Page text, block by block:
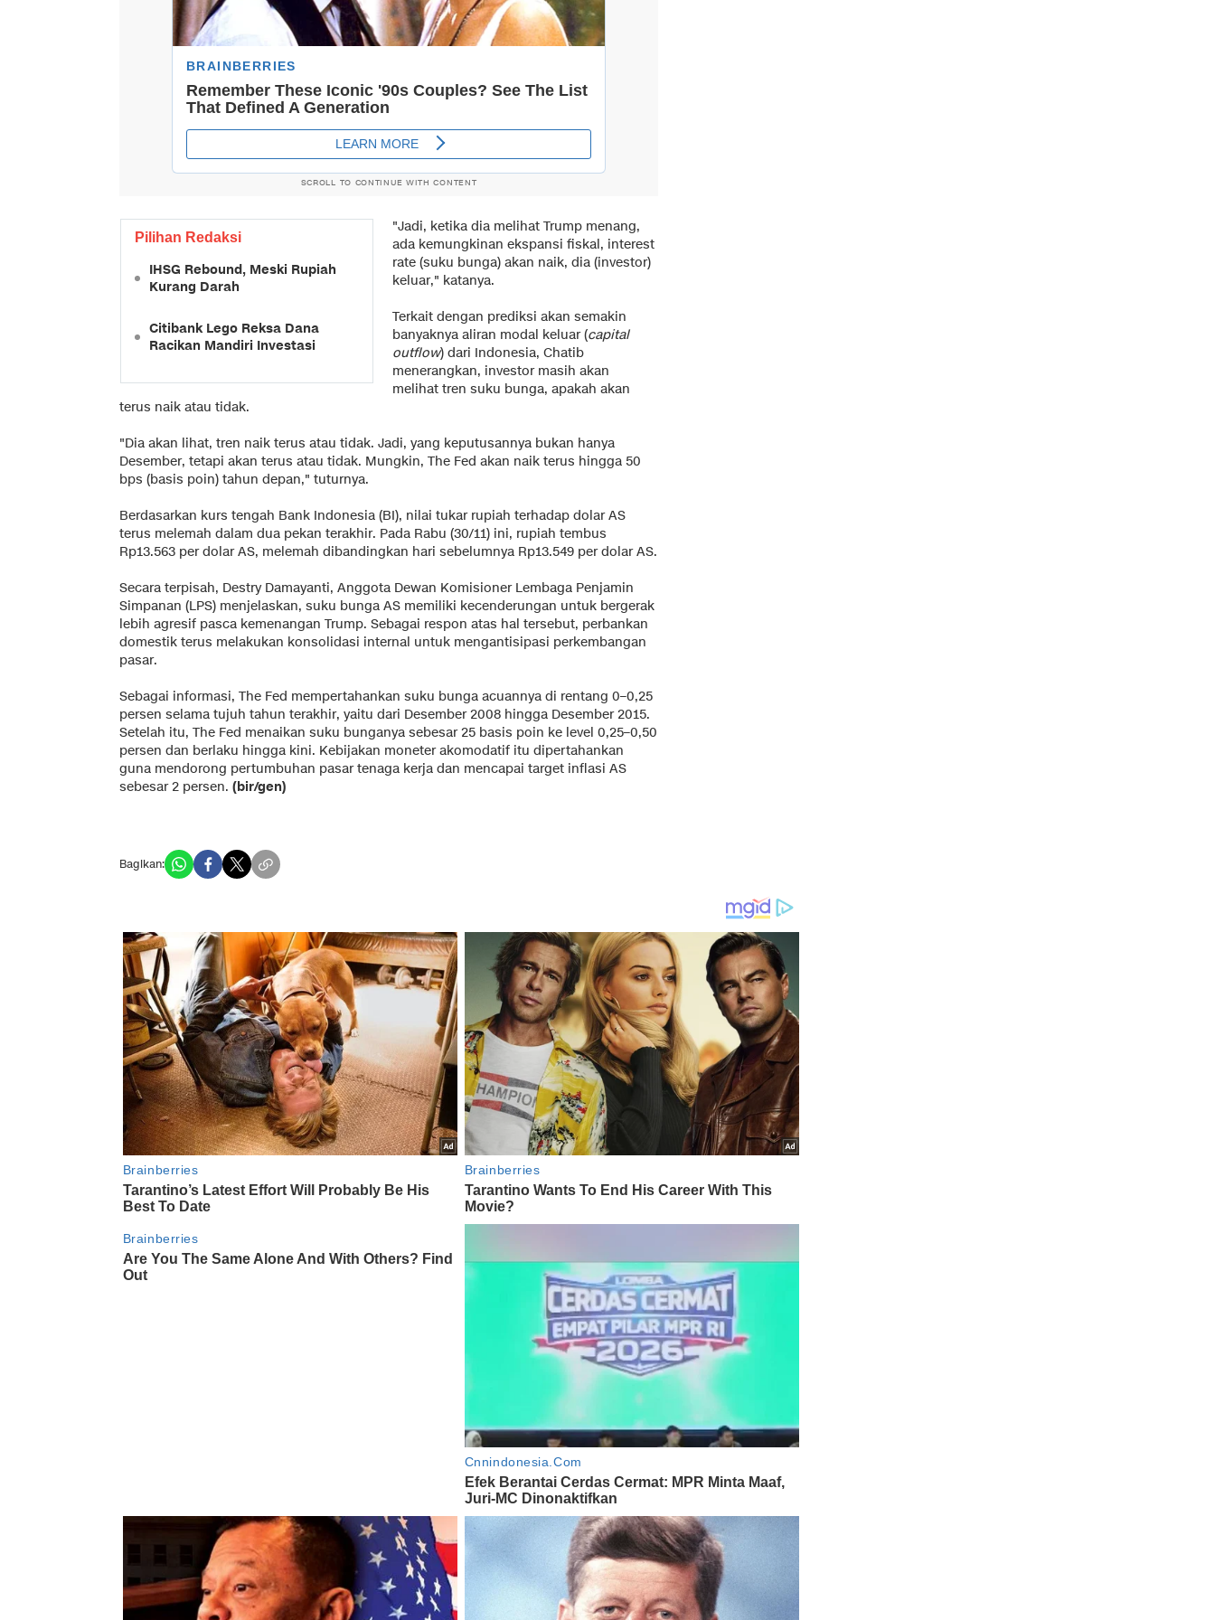
SCROLL TO CONTINUE WITH CONTENT
Pilihan Redaksi
IHSG Rebound, Meski Rupiah
Kurang Darah
Citibank Lego Reksa Dana
Racikan Mandiri Investasi
"Jadi, ketika dia melihat Trump menang,
ada kemungkinan ekspansi fiskal, interest
rate (suku bunga) akan naik, dia (investor)
keluar," katanya.
Terkait dengan prediksi akan semakin
banyaknya aliran modal keluar (capital
outflow) dari Indonesia, Chatib
menerangkan, investor masih akan
melihat tren suku bunga, apakah akan
terus naik atau tidak.
"Dia akan lihat, tren naik terus atau tidak. Jadi, yang keputusannya bukan hanya
Desember, tetapi akan terus atau tidak. Mungkin, The Fed akan naik terus hingga 50
bps (basis poin) tahun depan," tuturnya.
Berdasarkan kurs tengah Bank Indonesia (BI), nilai tukar rupiah terhadap dolar AS
terus melemah dalam dua pekan terakhir. Pada Rabu (30/11) ini, rupiah tembus
Rp13.563 per dolar AS, melemah dibandingkan hari sebelumnya Rp13.549 per dolar AS.
Secara terpisah, Destry Damayanti, Anggota Dewan Komisioner Lembaga Penjamin
Simpanan (LPS) menjelaskan, suku bunga AS memiliki kecenderungan untuk bergerak
lebih agresif pasca kemenangan Trump. Sebagai respon atas hal tersebut, perbankan
domestik terus melakukan konsolidasi internal untuk mengantisipasi perkembangan
pasar.
Sebagai informasi, The Fed mempertahankan suku bunga acuannya di rentang 0–0,25
persen selama tujuh tahun terakhir, yaitu dari Desember 2008 hingga Desember 2015.
Setelah itu, The Fed menaikan suku bunganya sebesar 25 basis poin ke level 0,25–0,50
persen dan berlaku hingga kini. Kebijakan moneter akomodatif itu dipertahankan
guna mendorong pertumbuhan pasar tenaga kerja dan mencapai target inflasi AS
sebesar 2 persen. (bir/gen)
Bagikan: